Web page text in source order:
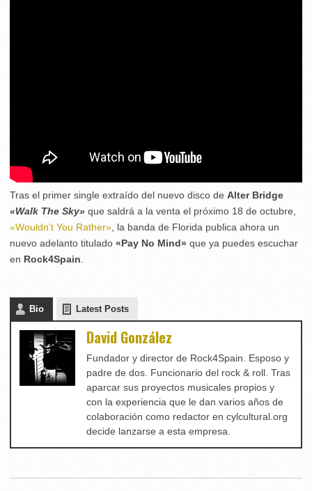
Tras el primer single extraído del nuevo disco de Alter Bridge
«Walk The Sky» que saldrá a la venta el próximo 18 de octubre,
«Wouldn’t You Rather» , la banda de Florida publica ahora un
nuevo adelanto titulado «Pay No Mind» que ya puedes escuchar
en Rock4Spain
Bio Latest Posts
David González
Fundador y director de Rock4Spain. Esposo y
padre de dos. Funcionario del rock & roll. Tras
aparcar sus proyectos musicales propios y
con la experiencia que le dan varios años de
colaboración como redactor en cylcultural.org
decide lanzarse a esta empresa.